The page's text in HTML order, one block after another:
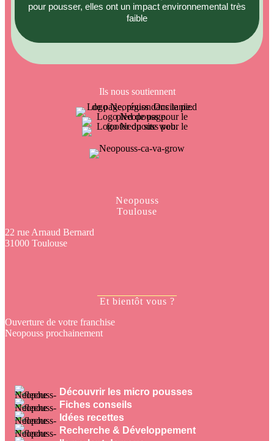
pour pousser, elles ont un impact environnemental très
faible
Ils nous soutiennent
Neopouss
Toulouse
22 rue Arnaud Bernard
31000 Toulouse
Et bientôt vous ?
Ouverture de votre franchise
Neopouss prochainement
Découvrir les micro pousses
Fiches conseils
Idées recettes
Recherche & Développement